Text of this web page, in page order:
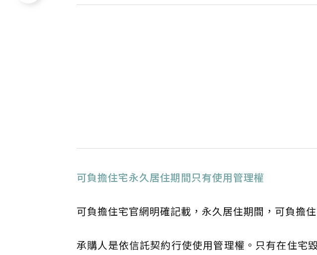
可負擔住宅永久居住期間只有使用管理權
可負擔住宅官網明確記載，永久居住期間，可負擔
承購人是依信託契約行使使用管理權。只有在住宅